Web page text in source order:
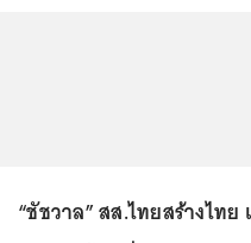
“ชัชวาล” สส.ไทยสร้างไท